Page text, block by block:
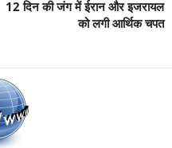
12 दिन की जंग में ईरान और इजरायल
को लगी आर्थिक चपत